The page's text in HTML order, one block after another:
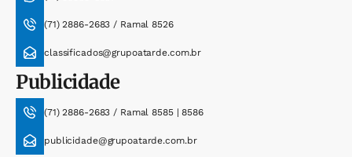
(71) 2886-2683 / Ramal 8526
classificados@grupoatarde.com.br
Publicidade
(71) 2886-2683 / Ramal 8585 | 8586
publicidade@grupoatarde.com.br